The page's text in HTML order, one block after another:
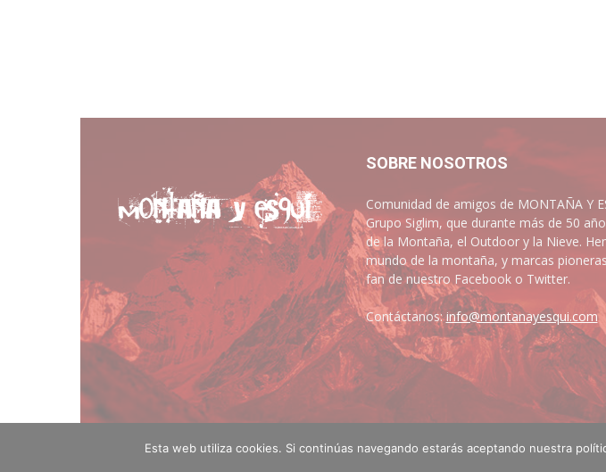
SOBRE NOSOTROS
Comunidad de amigos de MONTAÑA Y
Grupo Siglim, que durante más de 50
de la Montaña, el Outdoor y la Nieve.
mundo de la montaña, y marcas
fan de nuestro Facebook o Twitter.
Contáctanos:info@montanayesqui.com
Esta web utiliza cookies. Si continúas navegando estarás aceptando nuestra